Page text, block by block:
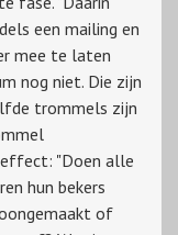
een mailing en
mee te laten
nog niet. Die zijn
trommels zijn
effect: "Doen alle
hun bekers
of